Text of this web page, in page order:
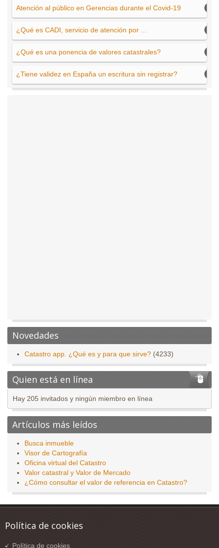
Atención al público en Gerencias durante el Covid-19
¿Qué es CADI, servicio de atención por ...
¿Qué es una ponencia de valores catastrales?
¿Tiene validez en España un escritura sin registrar?
Novedades
Catastro app. ¿Qué es y para que sirve? (4233)
Quien está en línea
Hay 205 invitados y ningún miembro en línea
Artículos más leídos
Busca inmueble
Visor de Cartografía
Oficina virtual del Catastro
Valor catastral y Valor de Mercado
¿Cómo consultar el valor de referencia en Catastro?
Política de cookies
Política de cookies